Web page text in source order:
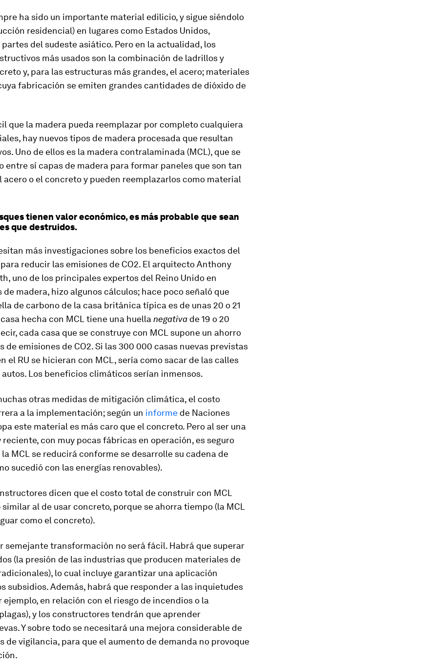
ha sido un importante material edilicio, y sigue siéndolo
residencial) en lugares como Estados Unidos,
del sudeste asiático. Pero en la actualidad, los
más usados son la combinación de ladrillos y
y, para las estructuras más grandes, el acero; materiales
fabricación se emiten grandes cantidades de dióxido de
que la madera pueda reemplazar por completo cualquiera
hay nuevos tipos de madera procesada que resultan
Uno de ellos es la madera contralaminada (MCL), que se
entre sí capas de madera para formar paneles que son tan
acero o el concreto y pueden reemplazarlos como material
tienen valor económico, es más probable que sean
que destruidos.
más investigaciones sobre los beneficios exactos del
reducir las emisiones de CO2. El arquitecto Anthony
uno de los principales expertos del Reino Unido en
madera, hizo algunos cálculos; hace poco señaló que
de carbono de la casa británica típica es de unas 20 o 21
hecha con MCL tiene una huella negativa de 19 o 20
cada casa que se construye con MCL supone un ahorro
de emisiones de CO2. Si las 300 000 casas nuevas previstas
el RU se hicieran con MCL, sería como sacar de las calles
autos. Los beneficios climáticos serían inmensos.
otras medidas de mitigación climática, el costo
a la implementación; según un informe de Naciones
este material es más caro que el concreto. Pero al ser una
con muy pocas fábricas en operación, es seguro
MCL se reducirá conforme se desarrolle su cadena de
sucedió con las energías renovables).
dicen que el costo total de construir con MCL
al de usar concreto, porque se ahorra tiempo (la MCL
como el concreto).
semejante transformación no será fácil. Habrá que superar
(la presión de las industrias que producen materiales de
lo cual incluye garantizar una aplicación
subsidios. Además, habrá que responder a las inquietudes
ejemplo, en relación con el riesgo de incendios o la
y los constructores tendrán que aprender
Y sobre todo se necesitará una mejora considerable de
de vigilancia, para que el aumento de demanda no provoque